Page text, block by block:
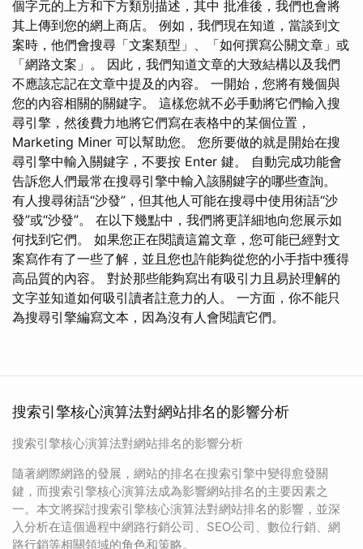
個字元的上方和下方類別描述，其中 批准後，我們也會將
其上傳到您的網上商店。 例如，我們現在知道，當談到文
案時，他們會搜尋「文案類型」、「如何撰寫公關文章」或
「網路文案」。 因此，我們知道文章的大致結構以及我們
不應該忘記在文章中提及的內容。 一開始，您將有幾個與
您的內容相關的關鍵字。 這樣您就不必手動將它們輸入搜
尋引擎，然後費力地將它們寫在表格中的某個位置，
Marketing Miner 可以幫助您。 您所要做的就是開始在搜
尋引擎中輸入關鍵字，不要按 Enter 鍵。 自動完成功能會
告訴您人們最常在搜尋引擎中輸入該關鍵字的哪些查詢。
有人搜尋術語“沙發”，但其他人可能在搜尋中使用術語“沙
發”或“沙發”。 在以下幾點中，我們將更詳細地向您展示如
何找到它們。 如果您正在閱讀這篇文章，您可能已經對文
案寫作有了一些了解，並且您也許能夠從您的小手指中獲得
高品質的內容。 對於那些能夠寫出有吸引力且易於理解的
文字並知道如何吸引讀者註意力的人。 一方面，你不能只
為搜尋引擎編寫文本，因為沒有人會閱讀它們。
搜索引擎核心演算法對網站排名的影響分析
搜索引擎核心演算法對網站排名的影響分析
隨著網際網路的發展，網站的排名在搜索引擎中變得愈發關
鍵，而搜索引擎核心演算法成為影響網站排名的主要因素之
一。本文將探討搜索引擎核心演算法對網站排名的影響，並深
入分析在這個過程中網路行銷公司、SEO公司、數位行銷、網
路行銷等相關領域的角色和策略。